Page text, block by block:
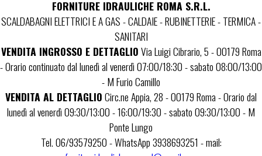
FORNITURE IDRAULICHE ROMA S.R.L.
SCALDABAGNI ELETTRICI E A GAS - CALDAIE - RUBINETTERIE - TERMICA -
SANITARI
VENDITA INGROSSO E DETTAGLIOVia Luigi Cibrario, 5 - 00179 Roma
- Orario continuato dal lunedì al venerdì 07:00/18:30 - sabato 08:00/13:00
- M Furio Camillo
VENDITA AL DETTAGLIOCirc.ne Appia, 28 - 00179 Roma - Orario dal
lunedì al venerdì 09:30/13:00 - 16:00/19:30 - sabato 09:30/13:00 - M
Ponte Lungo
Tel. 06/93579250 - WhatsApp 3938693251 - mail: